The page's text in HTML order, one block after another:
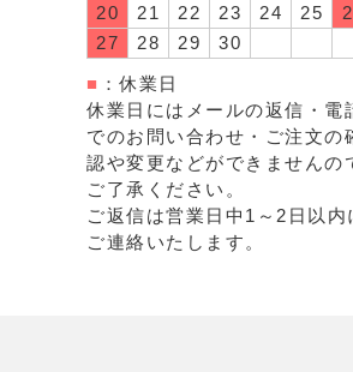
20
21 22 23 24 25
27
28 29
30
■ ：休業日
休業日にはメールの返信・電
でのお問い合わせ・ご注文の
認や変更などができませんの
ご了承ください。
ご返信は営業日中1～2日以内
ご連絡いたします。